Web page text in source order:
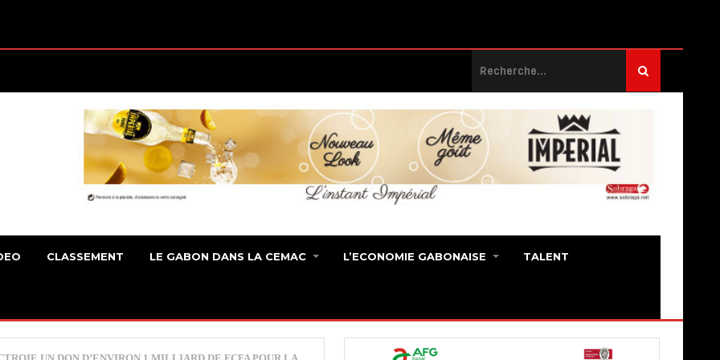
CLASSEMENT LE GABON DANS LA CEMAC L’ECONOMIE GABONAISE TALENT